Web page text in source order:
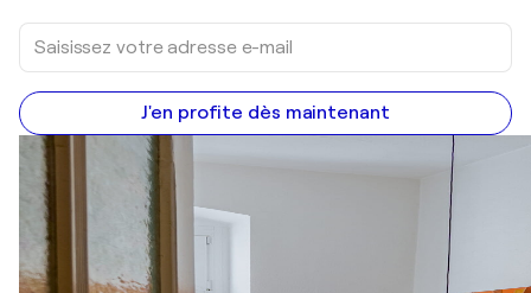
J'en profite dès maintenant